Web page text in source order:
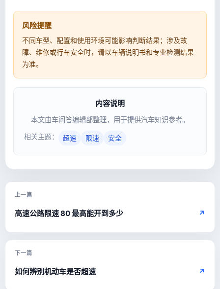
风险提醒
不同车型、配置和使用环境可能影响判断结果；涉及故
障、维修或行车安全时，请以车辆说明书和专业检测结果
为准。
内容说明
本文由车问答编辑部整理，用于提供汽车知识参考。
相关主题：
超速 限速 安全
上一篇
高速公路限速 80 最高能开到多少 ↗
下一篇
如何辨别机动车是否超速 ↗